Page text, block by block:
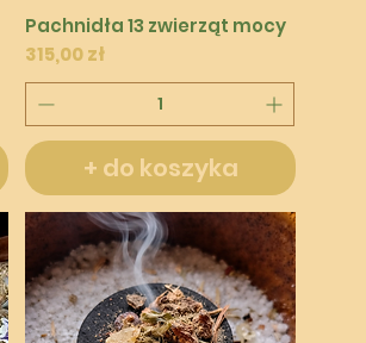
Podgląd
Pachnidła 13 zwierząt mocy
Cena
315,00 zł
+ do koszyka